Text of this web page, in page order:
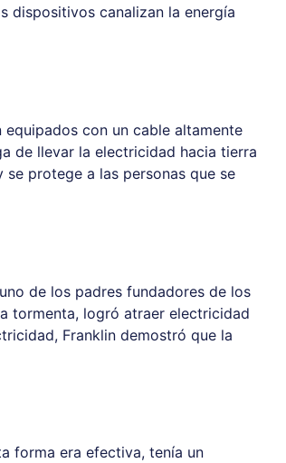
dispositivos canalizan la energía
con un cable altamente
de llevar la electricidad hacia tierra
protege a las personas que se
de los padres fundadores de los
tormenta, logró atraer electricidad
Franklin demostró que la
forma era efectiva, tenía un